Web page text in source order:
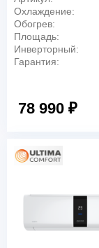
Охлаждение:
Обогрев:
Площадь:
Инверторный:
Гарантия:
78 990 ₽